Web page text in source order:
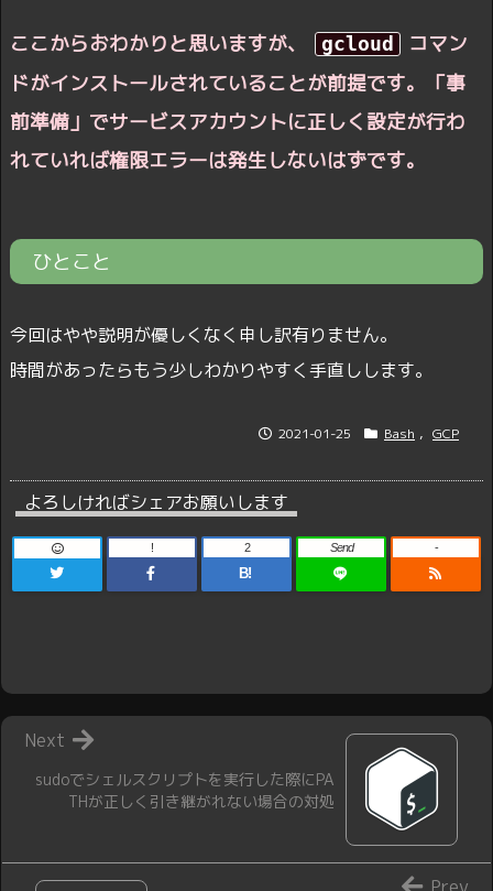
ここからおわかりと思いますが、 gcloud
コマン
ドがインストールされていることが前提です。「事
前準備」でサービスアカウントに正しく設定が行わ
れていれば権限エラーは発生しないはずです。
ひとこと
今回はやや説明が優しくなく申し訳有りません。
時間があったらもう少しわかりやすく手直しします。
2021-01-25 Bash , GCP
よろしければシェアお願いします
!
B!
2 Send -
sudoでシェルスクリプトを実行した際にPA
THが正しく引き継がれない場合の対処
Next